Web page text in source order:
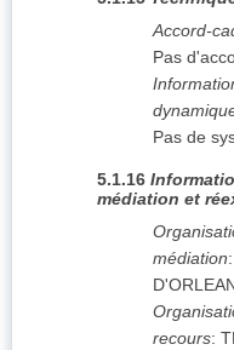
Accord-
Pas
Pas de
5.1.16
médiation et
médiation:
recours: